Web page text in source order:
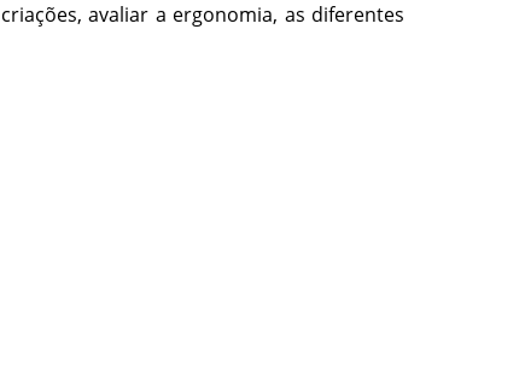
avaliar a ergonomia, as diferentes